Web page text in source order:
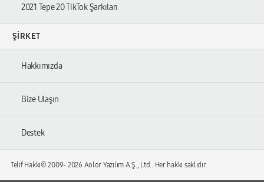
2021 Tepe 20 TikTok Şarkıları
ŞIRKET
Hakkımızda
Bize Ulaşın
Destek
Telif Hakkı© 2009- 2026 Aolor Yazılım A.Ş., Ltd.. Her hakkı saklıdır.